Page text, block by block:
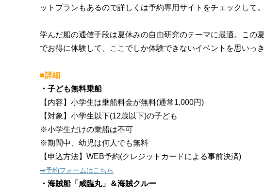
ットプランもあるので詳しくは予約専用サイトをチェックして。
学んだ船の通信手段は夏休みの自由研究のテーマに最適。この
でお得に体験して、ここでしか体験できないイベントを思いっ
■詳細
・子ども無料乗船
【内容】小学生は乗船料金が無料(通常1,000円)
【対象】小学生以下(12歳以下)の子ども
※小学生だけの乗船は不可
※期間中、幼児は何人でも無料
【申込方法】WEB予約(クレジットカードによる事前決済)
➡︎予約フォームはこちら
・海賊船「咸臨丸」＆海賊クルー